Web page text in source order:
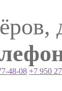
48-08 +7 950